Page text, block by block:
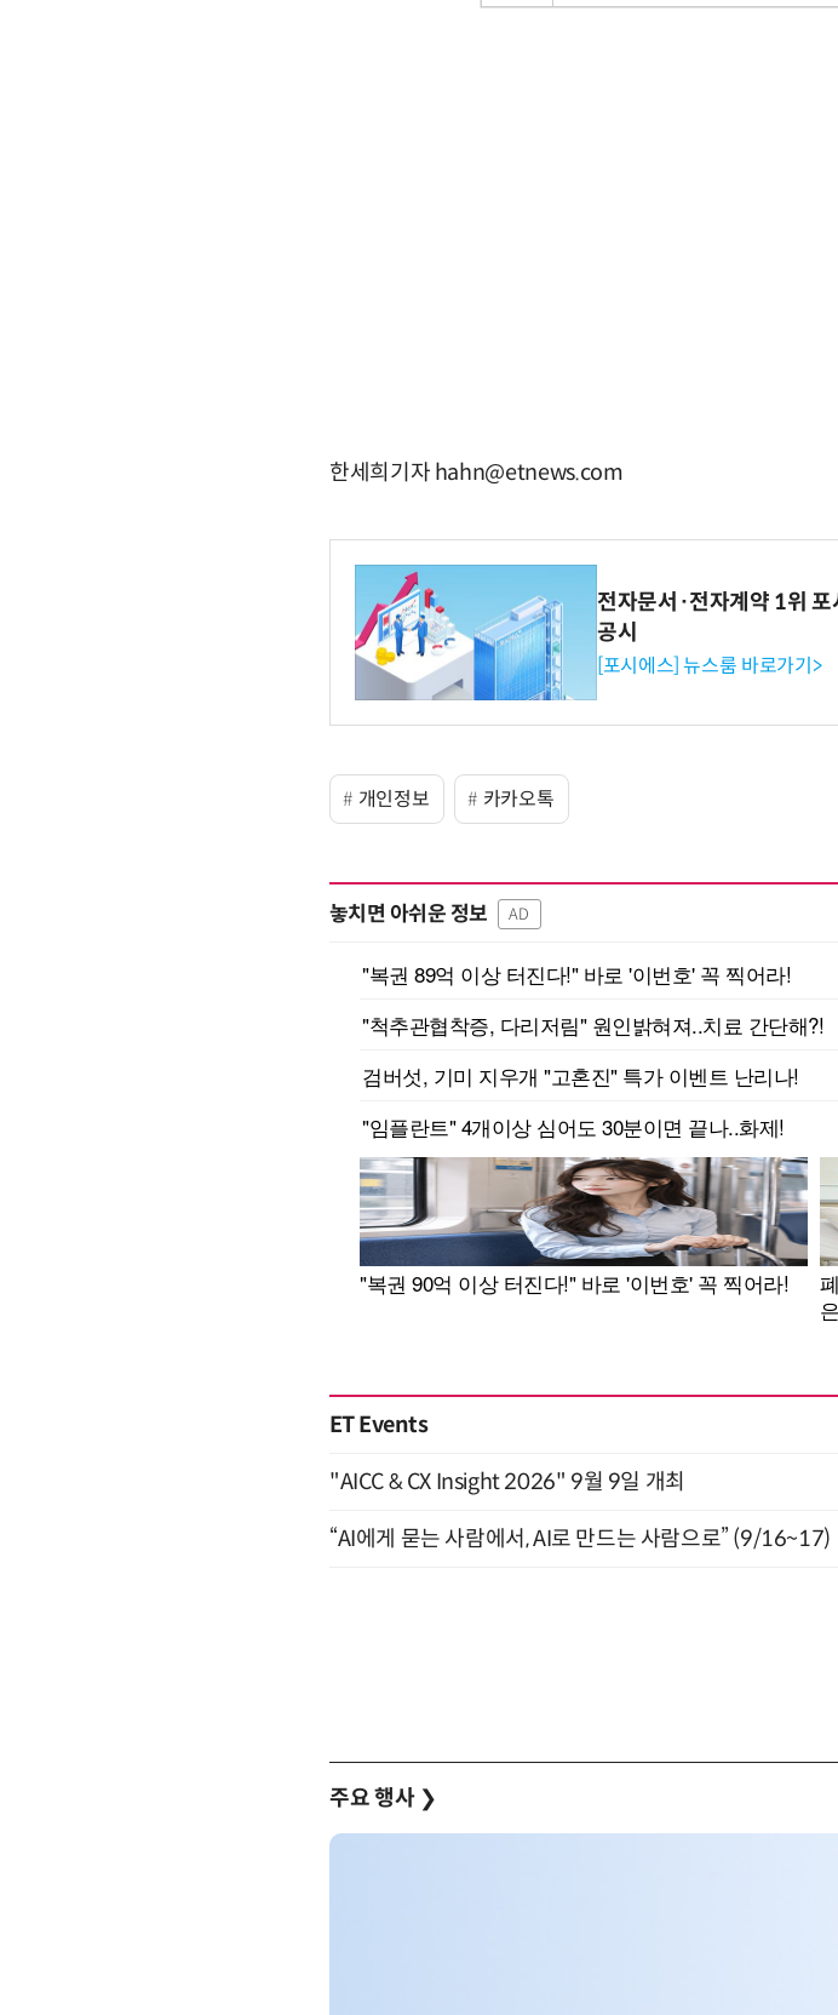
한세희기자 hahn@etnews.com
전자문서·전자계약 1위
공시
[포시에스] 뉴스룸 바로가기>
개인정보 카카오톡
놓치면 아쉬운 정보 AD
ET Events
"AICC & CX Insight 2026" 9월 9일 개최
“AI에게 묻는 사람에서, AI로 만드는 사람으로” (9/16~17)
주요 행사 ❯